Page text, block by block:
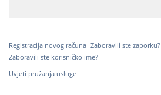
Registracija novog računa Zaboravili ste zaporku?
Zaboravili ste korisničko ime?
Uvjeti pružanja usluge